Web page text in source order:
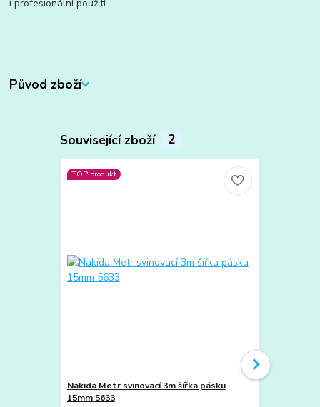
i profesionální použití.
Původ zboží
Související zboží 2
TOP produkt
Nakida Metr svinovací 3m šířka pásku
15mm 5633